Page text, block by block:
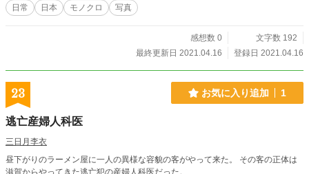
日常 日本 モノクロ 写真
感想数 0
文字数 192
最終更新日 2021.04.16
登録日 2021.04.16
23 お気に入り追加 1
逃亡産婦人科医
三日月李衣
昼下がりのラーメン屋に一人の異様な容貌の客がやって来た。 その客の正体は
滋賀からやってきた逃亡犯の産婦人科医だった。